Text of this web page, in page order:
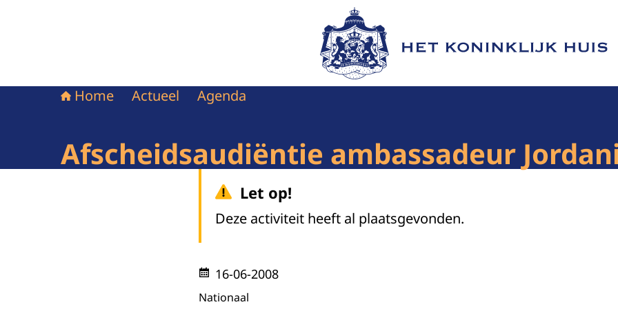
Naar de homepage van Het Koninklijk Huis
Home Actueel Agenda
Afscheidsaudiëntie ambassadeur
Let op!
Deze activiteit heeft al plaatsgevonden.
16-06-2008
Nationaal